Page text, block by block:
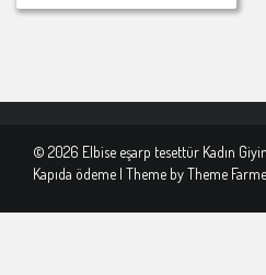
© 2026 Elbise eşarp tesettür Kadın
Kapıda ödeme | Theme byTheme